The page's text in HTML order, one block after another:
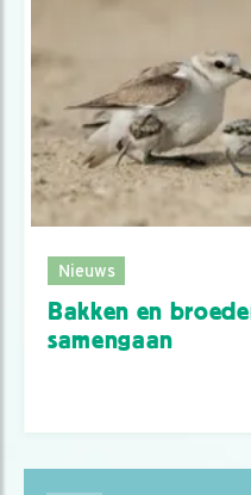
Nieuws
Bakken en
samengaan